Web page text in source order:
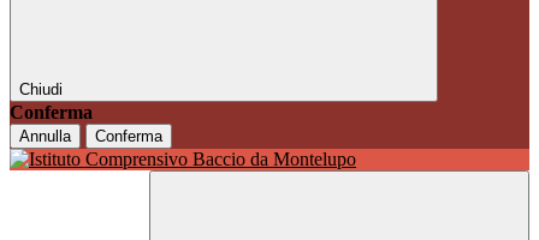
Chiudi
Conferma
Annulla Conferma